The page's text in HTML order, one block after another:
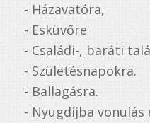
- Házavatóra,
- Esküvőre
- Családi-, baráti
- Születésnapokra.
- Ballagásra.
- Nyugdíjba vonulás